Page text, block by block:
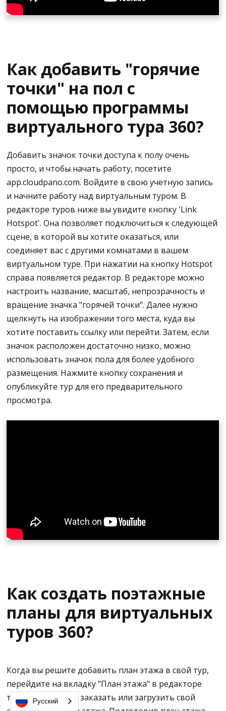
Справа появится всплывающее окно с
Всплывающее HTML-окно
Если вам нужна помощь в написании HTML, вы
editor.net/.
При вставке Youtube вы можете посмотреть
его https://youtu.be/ZnuwB35GYMY
Copy the embed code. It is easy to identify the code
as it has a tag saying <iframe> at the beginning
Вставьте его в поле описания HTML
Сохранить инфоповод
Опубликуйте и посмотрите, как всплывающее
видео будет воспроизводиться в вашем туре
Как добавить "горячие
точки" на пол с
помощью программы
виртуального тура 360?
Добавить значок точки доступа к полу очень
просто, и чтобы начать работу, посетите
app.cloudpano.com. Войдите в свою учетную запись
и начните работу над виртуальным туром. В
редакторе туров ниже вы увидите кнопку 'Link
Hotspot'. Она позволяет подключиться к следующей
сцене, в которой вы хотите оказаться, или
соединяет вас с другими комнатами в вашем
виртуальном туре. При нажатии на кнопку Hotspot
справа появляется редактор. В редакторе можно
настроить название, масштаб, непрозрачность и
вращение значка "горячей точки". Далее нужно
щелкнуть на изображении того места, куда вы
хотите поставить ссылку или перейти. Затем, если
значок расположен достаточно низко, можно
использовать значок пола для более удобного
размещения. Нажмите кнопку сохранения и
опубликуйте тур для его предварительного
просмотра.
Как создать поэтажные
планы для виртуальных
туров 360?
Когда вы решите добавить план этажа в свой тур,
перейдите на вкладку "План этажа" в редакторе
туров. Вы можете заказать или загрузить свой
Русский